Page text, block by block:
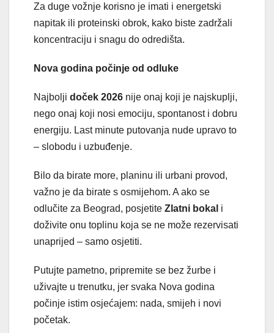
Za duge vožnje korisno je imati i energetski
napitak ili proteinski obrok, kako biste zadržali
koncentraciju i snagu do odredišta.
Nova godina počinje od odluke
Najbolji doček 2026 nije onaj koji je najskuplji,
nego onaj koji nosi emociju, spontanost i dobru
energiju. Last minute putovanja nude upravo to
– slobodu i uzbuđenje.
Bilo da birate more, planinu ili urbani provod,
važno je da birate s osmijehom. A ako se
odlučite za Beograd, posjetite Zlatni bokal i
doživite onu toplinu koja se ne može rezervisati
unaprijed – samo osjetiti.
Putujte pametno, pripremite se bez žurbe i
uživajte u trenutku, jer svaka Nova godina
počinje istim osjećajem: nada, smijeh i novi
početak.